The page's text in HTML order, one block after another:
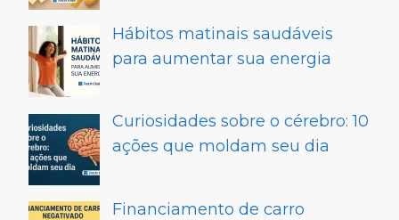
Hábitos matinais saudáveis
para aumentar sua energia
Curiosidades sobre o cérebro: 10
ações que moldam seu dia
Financiamento de carro